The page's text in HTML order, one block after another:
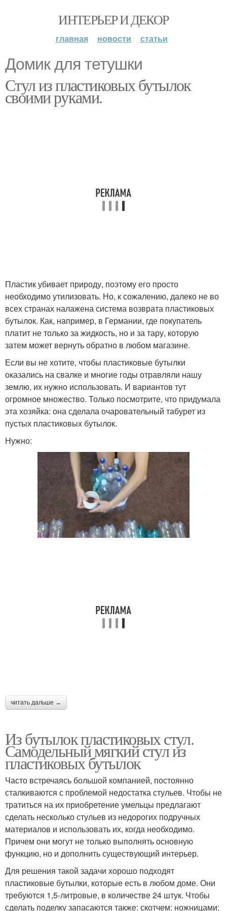
ИНТЕРЬЕР И ДЕКОР
главная новости статьи
Домик для тетушки
Стул из пластиковых бутылок
своими руками.
Пластик убивает природу, поэтому его просто
необходимо утилизовать. Но, к сожалению, далеко не во
всех странах налажена система возврата пластиковых
бутылок. Как, например, в Германии, где покупатель
платит не только за жидкость, но и за тару, которую
затем может вернуть обратно в любом магазине.
Если вы не хотите, чтобы пластиковые бутылки
оказались на свалке и многие годы отравляли нашу
землю, их нужно использовать. И вариантов тут
огромное множество. Только посмотрите, что придумала
эта хозяйка: она сделала очаровательный табурет из
пустых пластиковых бутылок.
Нужно:
читать дальше →
Из бутылок пластиковых стул.
Самодельный мягкий стул из
пластиковых бутылок
Часто встречаясь большой компанией, постоянно
сталкиваются с проблемой недостатка стульев. Чтобы не
тратиться на их приобретение умельцы предлагают
сделать несколько стульев из недорогих подручных
материалов и использовать их, когда необходимо.
Причем они могут не только выполнять основную
функцию, но и дополнить существующий интерьер.
Для решения такой задачи хорошо подходят
пластиковые бутылки, которые есть в любом доме. Они
требуются 1,5-литровые, в количестве 24 штук. Чтобы
сделать поделку запасаются также: скотчем; ножницами;